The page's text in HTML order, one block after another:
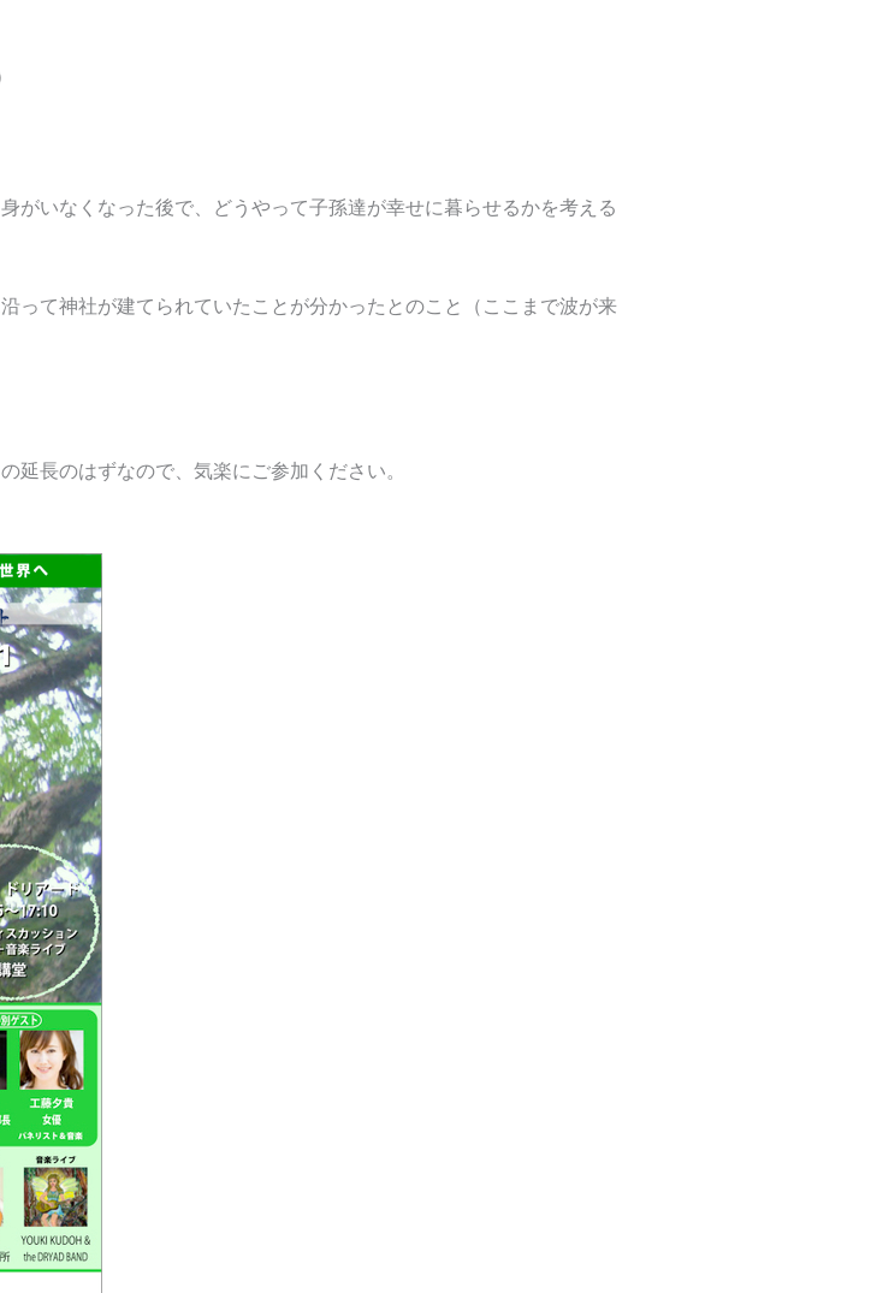
がいなくなった後で、どうやって子孫達が幸せに暮らせるかを考える
って神社が建てられていたことが分かったとのこと（ここまで波が来
延長のはずなので、気楽にご参加ください。